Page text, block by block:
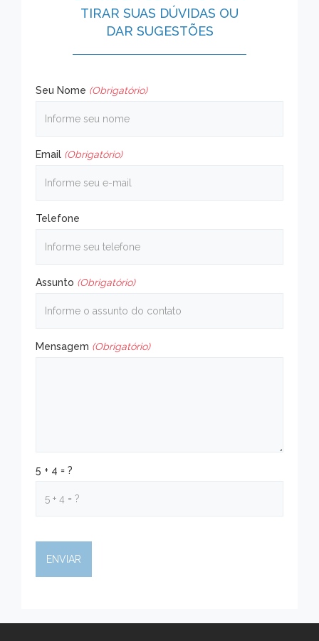
TIRAR SUAS DÚVIDAS OU
DAR SUGESTÕES
Seu Nome (Obrigatório)
Email (Obrigatório)
Telefone
Assunto (Obrigatório)
Mensagem (Obrigatório)
5 + 4 = ?